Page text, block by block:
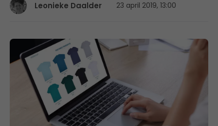
Leonieke Daalder 23 april 2019, 13:00